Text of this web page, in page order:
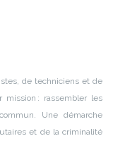
de techniciens et de
: rassembler les
Une démarche
et de la criminalité